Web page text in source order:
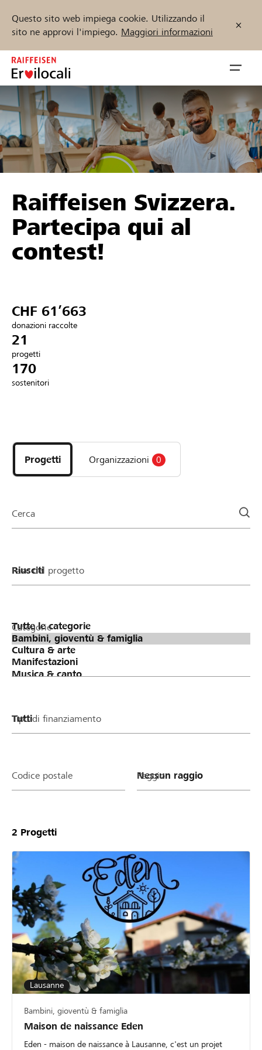
Questo sito web impiega cookie. Utilizzando il
sito ne approvi l'impiego. Maggiori informazioni
Zum
Inhalt
springen
öffnen
Sostenere
Aiuto & supporto
Collegarsi
Registrazione
Trova progetti e organizzazioni
Inizia ora
Raiffeisen Svizzera.
Partecipa qui al
contest!
CHF 61’663
donazioni raccolte
21
progetti
170
sostenitori
i
progetti
e
della
Progetti Organizzazioni 0
Cerca
Fase del progetto
Categorie
Tipo di finanziamento
Codice postale Raggio
2 Progetti
Lausanne
Bambini, gioventù & famiglia
Maison de naissance Eden
Eden - maison de naissance à Lausanne, c'est un projet